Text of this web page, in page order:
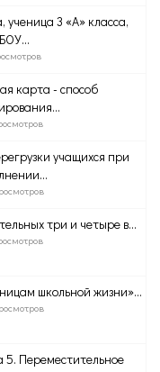
ученица 3 «А» класса,
карта - способ
учащихся при
три и четыре в...
школьной жизни»...
5. Переместительное